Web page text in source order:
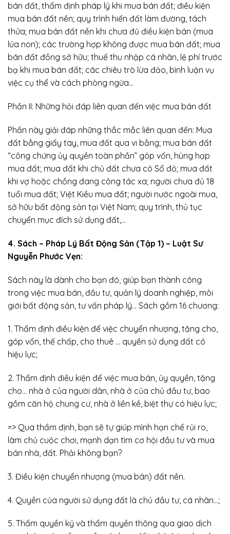
bán đất, thẩm định pháp lý khi mua bán đất; điều kiện
mua bán đất nền; quy trình hiến đất làm đường, tách
thửa; mua bán đất nền khi chưa đủ điều kiện bán (mua
lúa non); các trường hợp không được mua bán đất; mua
bán đất đồng sở hữu; thuế thu nhập cá nhân, lệ phí trước
bạ khi mua bán đất; các chiêu trò lừa đảo, bình luận vụ
việc cụ thể và cách phòng ngừa…
Phần II: Những hỏi đáp liên quan đến việc mua bán đất
Phần này giải đáp những thắc mắc liên quan đến: Mua
đất bằng giấy tay, mua đất qua vi bằng; mua bán đất
“công chứng ủy quyền toàn phần” góp vốn, hùng hạp
mua đất; mua đất khi chủ đất chưa có Sổ đỏ; mua đất
khi vợ hoặc chồng đang công tác xa; người chưa đủ 18
tuổi mua đất; Việt Kiều mua đất; người nước ngoài mua,
sở hữu bất động sản tại Việt Nam; quy trình, thủ tục
chuyển mục đích sử dụng đất,…
4. Sách – Pháp Lý Bất Động Sản (Tập 1) – Luật Sư
Nguyễn Phước Vẹn:
Sách này là dành cho bạn đó, giúp bạn thành công
trong việc mua bán, đầu tư, quản lý doanh nghiệp, môi
giới bất động sản, tư vấn pháp lý… Sách gồm 16 chương:
1. Thẩm định điều kiện để việc chuyển nhượng, tặng cho,
góp vốn, thế chấp, cho thuê … quyền sử dụng đất có
hiệu lực;
2. Thẩm định điều kiện để việc mua bán, ủy quyền, tặng
cho… nhà ở của người dân, nhà ở của chủ đầu tư, bao
gồm căn hộ chung cư, nhà ở liền kề, biệt thự có hiệu lực;
=> Qua thẩm định, bạn sẽ tự giúp mình hạn chế rủi ro,
làm chủ cuộc chơi, mạnh dạn tìm cơ hội đầu tư và mua
bán nhà, đất. Phải không bạn?
3. Điều kiện chuyển nhượng (mua bán) đất nền.
4. Quyền của người sử dụng đất là chủ đầu tư, cá nhân…;
5. Thẩm quyền ký và thẩm quyền thông qua giao dịch